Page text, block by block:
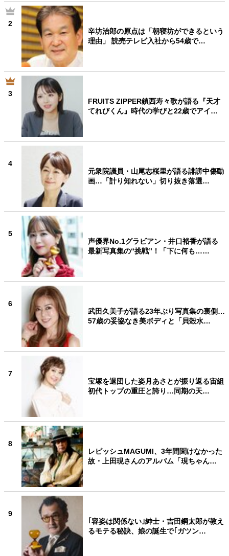
2
辛坊治郎の原点は「朝寝坊ができるという
理由」 読売テレビ入社から54歳で…
3
FRUITS ZIPPER鎮西寿々歌が語る『天才
てれびくん』時代の学びと22歳でアイ…
4
元衆院議員・山尾志桜里が語る誹謗中傷動
画…「計り知れない」切り抜き落選…
5
声優界No.1グラビアン・井口裕香が語る
最新写真集の“挑戦”！「下に何も……
6
武田久美子が語る23年ぶり写真集の裏側…
57歳の妥協なき美ボディと「貝殻水…
7
宝塚を退団した姿月あさとが振り返る宙組
初代トップの重圧と誇り…同期の天…
8
レピッシュMAGUMI、3年間聞けなかった
故・上田現さんのアルバム「現ちゃん…
9
｢容姿は関係ない｣紳士・吉田鋼太郎が教え
るモテる秘訣、娘の誕生で｢ガツン…